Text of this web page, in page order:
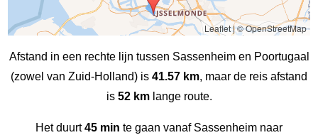
Leaflet|© OpenStreetMap
Afstand in een rechte lijn tussen Sassenheim en Poortugaal
(zowel van Zuid-Holland) is 41.57 km, maar de reis afstand
is 52 kmlange route.
Het duurt45 min te gaan vanaf Sassenheim naar